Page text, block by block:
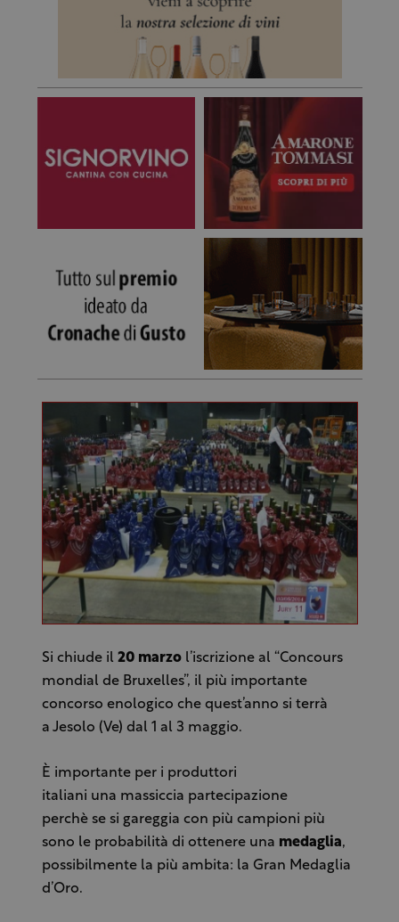
Si chiude il 20 marzol’iscrizione al “Concours
mondial de Bruxelles”, il più importante
concorso enologico che quest’anno si terrà
a Jesolo (Ve) dal 1 al 3 maggio.
È importante per i produttori
italiani una massiccia partecipazione
perchè se si gareggia con più campioni più
sono le probabilità di ottenere una medaglia,
possibilmente la più ambita: la Gran Medaglia
d’Oro.